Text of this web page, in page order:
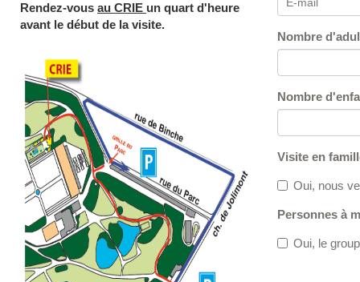
Rendez-vous au CRIE un quart d'heure
avant le début de la visite.
Nombre
Nombre
Visite en
Oui, nous
Personnes à
Oui, le